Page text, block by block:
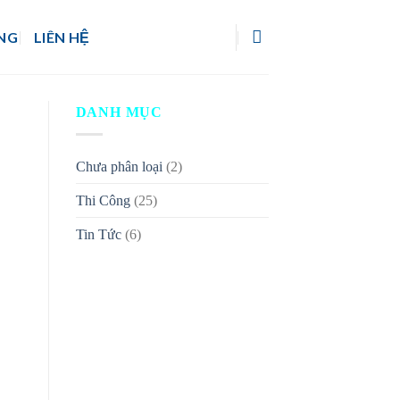
LIÊN HỆ
DANH MỤC
Chưa phân loại (2)
Thi Công(25)
Tin Tức(6)